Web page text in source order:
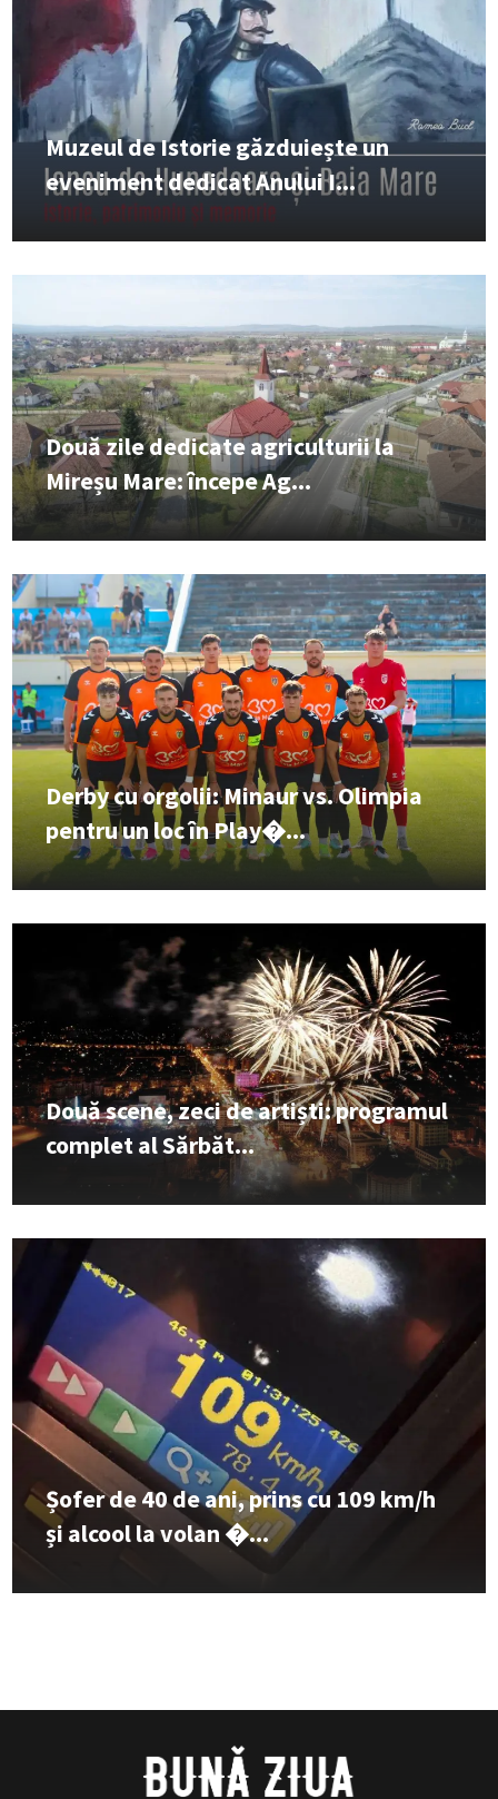
Muzeul de Istorie găzduiește un
eveniment dedicat Anului I...
Două zile dedicate agriculturii la
Mireșu Mare: începe Ag...
Derby cu orgolii: Minaur vs. Olimpia
pentru un loc în Play�...
Două scene, zeci de artiști: programul
complet al Sărbăt...
Șofer de 40 de ani, prins cu 109 km/h
și alcool la volan �...